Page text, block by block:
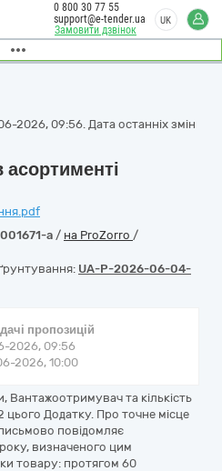
Замовити дзвінок
0 800 30 77 55
support@e-tender.ua
UK
2026, 09:56. Дата останніх змін
асортименті
a / на ProZorro /
UA-P-2026-06-04-
пропозицій
2026, 09:56
2026, 10:00
Вантажоотримувач та кількість
цього Додатку. Про точне місце
повідомляє
визначеного цим
товару: протягом 60